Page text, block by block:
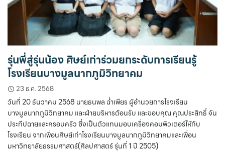
รุ่นพี่สู่รุ่นน้อง ศิษย์เก่าร่วมยกระดับการเรียนรู้
โรงเรียนบางมูลนากภูมิวิทยาคม
23 ธ.ค. 2568
วันที่ 20 ธันวาคม 2568 นายธนพล ฉ่ำเพียร ผู้อำนวยการโรงเรียน
บางมูลนากภูมิวิทยาคม และฝ่ายบริหารต้อนรับ และขอบคุณ คุณประสิทธิ์ จัน
ประทีปฉายและครอบครัว ซึ่งเป็นตัวแทนมอบเครื่องคอมพิวเตอร์ให้กับ
โรงเรียน จากเพื่อนศิษย์เก่าโรงเรียนบางมูลนากภูมิวิทยาคมและเพื่อน
มหาวิทยาลัยธรรมศาสตร์(ศิลปศาสตร์ รุ่นที่ 1 ปี 2505)